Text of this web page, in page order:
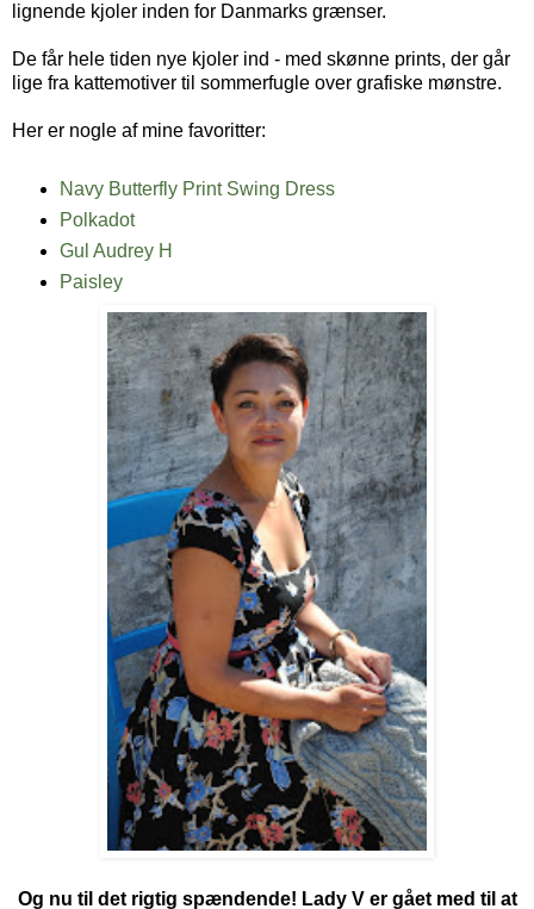
lignende kjoler inden for Danmarks grænser.
De får hele tiden nye kjoler ind - med skønne prints, der går
lige fra kattemotiver til sommerfugle over grafiske mønstre.
Her er nogle af mine favoritter:
Navy Butterfly Print Swing Dress
Polkadot
Gul Audrey H
Paisley
Og nu til det rigtig spændende! Lady V er gået med til at